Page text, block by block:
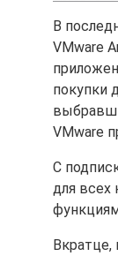
В
VMware
покупки
VMware
С
для всех
Вкратце,